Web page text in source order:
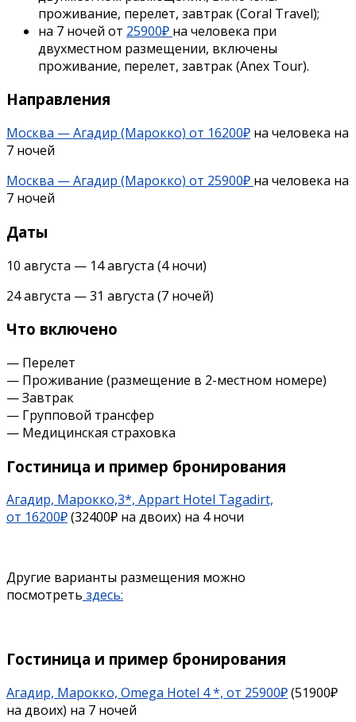
проживание, перелет, завтрак (Coral Travel);
на 7 ночей от 25900₽ на человека при
двухместном размещении, включены
проживание, перелет, завтрак (Anex Tour).
Направления
Москва — Агадир (Марокко) от 16200₽ на человека на
7 ночей
Москва — Агадир (Марокко) от 25900₽ на человека на
7 ночей
Даты
10 августа — 14 августа (4 ночи)
24 августа — 31 августа (7 ночей)
Что включено
— Перелет
— Проживание (размещение в 2-местном номере)
— Завтрак
— Групповой трансфер
— Медицинская страховка
Гостиница и пример бронирования
Агадир, Марокко,3*, Appart Hotel Tagadirt,
от 16200₽(32400₽ на двоих) на 4 ночи
Другие варианты размещения можно
посмотреть здесь:
Гостиница и пример бронирования
Агадир, Марокко, Omega Hotel 4 *, от 25900₽(51900₽
на двоих) на 7 ночей